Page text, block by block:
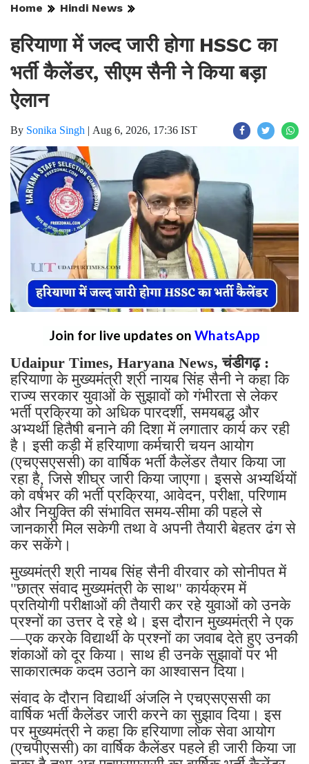
Home Hindi News
हरियाणा में जल्द जारी होगा HSSC का
भर्ती कैलेंडर, सीएम सैनी ने किया बड़ा
ऐलान
By Sonika Singh | Aug 6, 2026, 17:36 IST
Join for live updates on WhatsApp
Udaipur Times, Haryana News, चंडीगढ़ :
हरियाणा के मुख्यमंत्री श्री नायब सिंह सैनी ने कहा कि
राज्य सरकार युवाओं के सुझावों को गंभीरता से लेकर
भर्ती प्रक्रिया को अधिक पारदर्शी, समयबद्ध और
अभ्यर्थी हितैषी बनाने की दिशा में लगातार कार्य कर रही
है। इसी कड़ी में हरियाणा कर्मचारी चयन आयोग
(एचएसएससी) का वार्षिक भर्ती कैलेंडर तैयार किया जा
रहा है, जिसे शीघ्र जारी किया जाएगा। इससे अभ्यर्थियों
को वर्षभर की भर्ती प्रक्रिया, आवेदन, परीक्षा, परिणाम
और नियुक्ति की संभावित समय-सीमा की पहले से
जानकारी मिल सकेगी तथा वे अपनी तैयारी बेहतर ढंग से
कर सकेंगे।
मुख्यमंत्री श्री नायब सिंह सैनी वीरवार को सोनीपत में
"छात्र संवाद मुख्यमंत्री के साथ" कार्यक्रम में
प्रतियोगी परीक्षाओं की तैयारी कर रहे युवाओं को उनके
प्रश्नों का उत्तर दे रहे थे। इस दौरान मुख्यमंत्री ने एक
—एक करके विद्यार्थी के प्रश्नों का जवाब देते हुए उनकी
शंकाओं को दूर किया। साथ ही उनके सुझावों पर भी
साकारात्मक कदम उठाने का आश्वासन दिया।
संवाद के दौरान विद्यार्थी अंजलि ने एचएसएससी का
वार्षिक भर्ती कैलेंडर जारी करने का सुझाव दिया। इस
पर मुख्यमंत्री ने कहा कि हरियाणा लोक सेवा आयोग
(एचपीएससी) का वार्षिक कैलेंडर पहले ही जारी किया जा